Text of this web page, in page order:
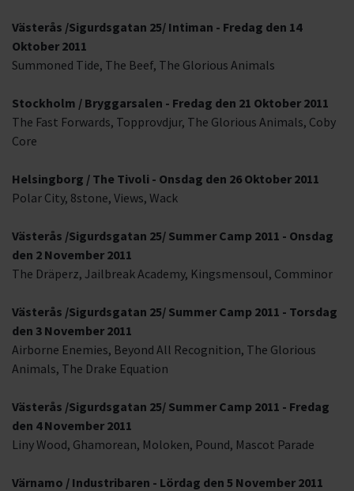
Västerås /Sigurdsgatan 25/ Intiman - Fredag den 14
Oktober 2011
Summoned Tide, The Beef, The Glorious Animals
Stockholm / Bryggarsalen - Fredag den 21 Oktober 2011
The Fast Forwards, Topprovdjur, The Glorious Animals, Coby
Core
Helsingborg / The Tivoli - Onsdag den 26 Oktober 2011
Polar City, 8stone, Views, Wack
Västerås /Sigurdsgatan 25/ Summer Camp 2011 - Onsdag
den 2 November 2011
The Dräperz, Jailbreak Academy, Kingsmensoul, Comminor
Västerås /Sigurdsgatan 25/ Summer Camp 2011 - Torsdag
den 3 November 2011
Airborne Enemies, Beyond All Recognition, The Glorious
Animals, The Drake Equation
Västerås /Sigurdsgatan 25/ Summer Camp 2011 - Fredag
den 4 November 2011
Liny Wood, Ghamorean, Moloken, Pound, Mascot Parade
Värnamo / Industribaren - Lördag den 5 November 2011